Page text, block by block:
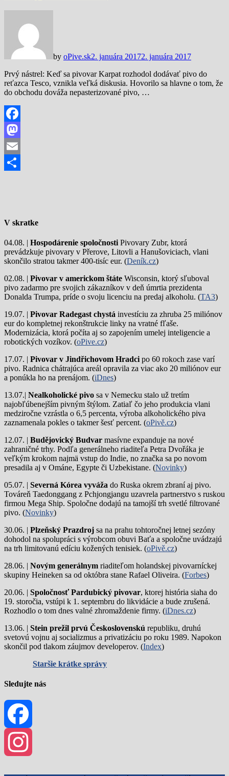
by oPive.sk2. januára 20172. januára 2017
Prvý nástrel: Keď sa pivovar Karpat rozhodol dodávať pivo do
reťazca Tesco, vznikla veľká diskusia. Hovorilo sa hlavne o tom, že
do obchodu dováža nepasterizované pivo, …
Facebook
Mastodon
Email
V skratke
04.08. | Hospodárenie spoločnosti Pivovary Zubr, ktorá
prevádzkuje pivovary v Přerove, Litovli a Hanušoviciach, vlani
skončilo stratou takmer 400-tisíc eur. (Deník.cz)
02.08. | Pivovar v americkom štáte Wisconsin, ktorý sľuboval
pivo zadarmo pre svojich zákazníkov v deň úmrtia prezidenta
Donalda Trumpa, príde o svoju licenciu na predaj alkoholu. (TA3)
19.07. | Pivovar Radegast chystá investíciu za zhruba 25 miliónov
eur do kompletnej rekonštrukcie linky na vratné fľaše.
Modernizácia, ktorá počíta aj so zapojením umelej inteligencie a
robotických vozíkov. (oPive.cz)
17.07. | Pivovar v Jindřichovom Hradci po 60 rokoch zase varí
pivo. Radnica chátrajúca areál opravila za viac ako 20 miliónov eur
a ponúkla ho na prenájom. (iDnes)
13.07.| Nealkoholické pivo sa v Nemecku stalo už tretím
najobľúbenejším pivným štýlom. Zatiaľ čo jeho produkcia vlani
medziročne vzrástla o 6,5 percenta, výroba alkoholického piva
zaznamenala pokles o takmer šesť percent. (oPivě.cz)
12.07. | Budějovický Budvar masívne expanduje na nové
zahraničné trhy. Podľa generálneho riaditeľa Petra Dvořáka je
veľkým krokom najmä vstup do Indie, no značka sa po novom
presadila aj v Ománe, Egypte či Uzbekistane. (Novinky)
05.07. | Severná Kórea vyváža do Ruska okrem zbraní aj pivo.
Továreň Taedonggang z Pchjongjangu uzavrela partnerstvo s ruskou
firmou Mega Ship. Spoločne dodajú na tamojší trh svetlé filtrované
pivo. (Novinky)
30.06. | Plzeňský Prazdroj sa na prahu tohtoročnej letnej sezóny
dohodol na spolupráci s výrobcom obuvi Baťa a spoločne uvádzajú
na trh limitovanú edíciu kožených tenisiek. (oPivě.cz)
28.06. | Novým generálnym riaditeľom holandskej pivovarníckej
skupiny Heineken sa od októbra stane Rafael Oliveira. (Forbes)
20.06. | Spoločnosť Pardubický pivovar, ktorej história siaha do
19. storočia, vstúpi k 1. septembru do likvidácie a bude zrušená.
Rozhodlo o tom dnes valné zhromaždenie firmy. (iDnes.cz)
13.06. | Stein prežil prvú Československú republiku, druhú
svetovú vojnu aj socializmus a privatizáciu po roku 1989. Napokon
skončil pod tlakom záujmov developerov. (Index)
Staršie krátke správy
Sledujte nás
Facebook